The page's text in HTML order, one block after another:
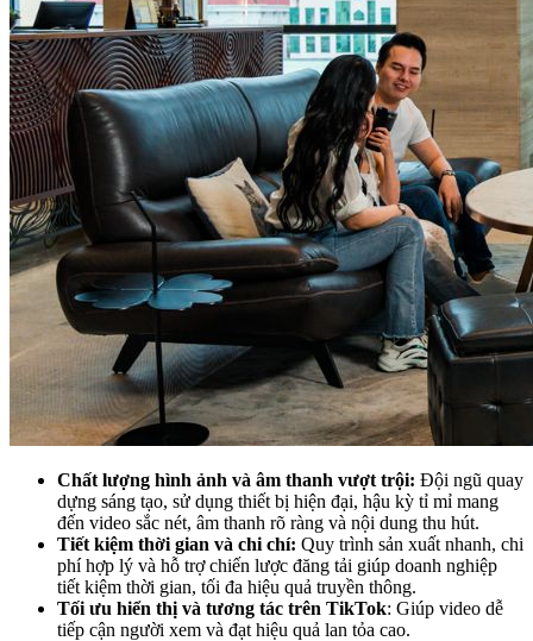
Chất lượng hình ảnh và âm thanh vượt trội: Đội ngũ quay
dựng sáng tạo, sử dụng thiết bị hiện đại, hậu kỳ tỉ mỉ mang
đến video sắc nét, âm thanh rõ ràng và nội dung thu hút.
Tiết kiệm thời gian và chi chí: Quy trình sản xuất nhanh, chi
phí hợp lý và hỗ trợ chiến lược đăng tải giúp doanh nghiệp
tiết kiệm thời gian, tối đa hiệu quả truyền thông.
Tối ưu hiển thị và tương tác trên TikTok: Giúp video dễ
tiếp cận người xem và đạt hiệu quả lan tỏa cao.